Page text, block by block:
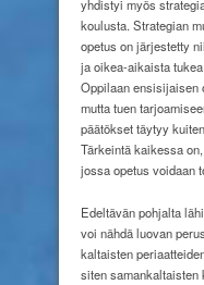
yhdistyi myös
koulusta. Strategian
opetus on järjestetty
ja oikea-aikaista
Oppilaan ensisijaisen
mutta tuen
päätökset täytyy
Tärkeintä kaikessa
jossa opetus voidaan
Edeltävän pohjalta
voi nähdä luovan
kaltaisten
siten